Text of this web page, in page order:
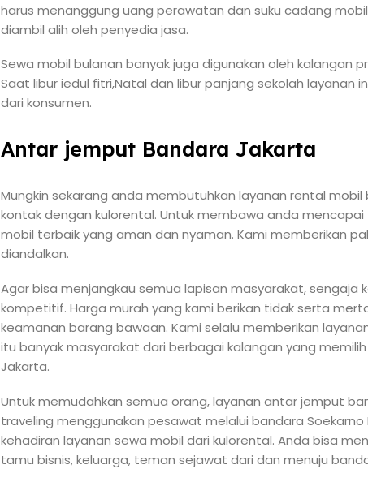
harus menanggung uang perawatan dan suku cadang
diambil alih oleh penyedia jasa.
Sewa mobil bulanan banyak juga digunakan oleh kalangan
Saat libur iedul fitri,Natal dan libur panjang sekolah
dari konsumen.
Antar jemput Bandara Jakarta
Mungkin sekarang anda membutuhkan layanan rental
kontak dengan kulorental. Untuk membawa anda
mobil terbaik yang aman dan nyaman. Kami memberikan
diandalkan.
Agar bisa menjangkau semua lapisan masyarakat,
kompetitif. Harga murah yang kami berikan tidak serta
keamanan barang bawaan. Kami selalu memberikan
itu banyak masyarakat dari berbagai kalangan yang
Jakarta.
Untuk memudahkan semua orang, layanan antar jemput
traveling menggunakan pesawat melalui bandara
kehadiran layanan sewa mobil dari kulorental. Anda bisa
tamu bisnis, keluarga, teman sejawat dari dan menuju